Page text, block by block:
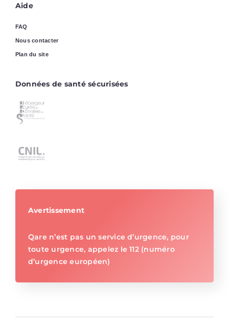
Aide
FAQ
Nous contacter
Plan du site
Données de santé sécurisées
Avertissement
Qare n’est pas un service d’urgence, pour
toute urgence, appelez le 112 (numéro
d’urgence européen)